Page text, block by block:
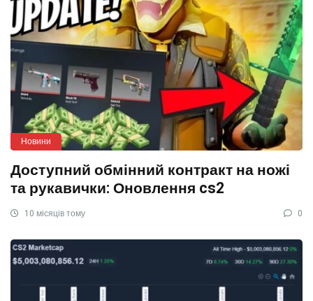
Новини
Доступний обмінний контракт на ножі
та рукавички: Оновлення cs2
10 місяців тому 0